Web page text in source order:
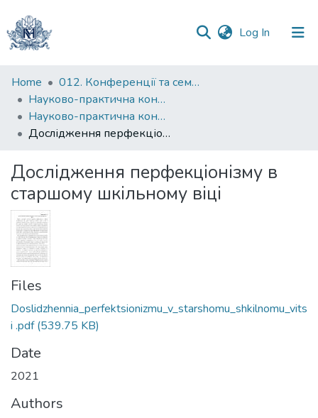
Log In (current)
Communities
&
Collections
All of DSpace
Statistics
Home
012. Конференції та семінари НаУКМА
Науково-практична конференція "Особистість у просторі проблем ХХІ століття"
Науково-практична конференція "Особистість у просторі проблем ХХІ століття" (2021)
Дослідження перфекціонізму в старшому шкільному віці
Дослідження перфекціонізму в
старшому шкільному віці
Files
Doslidzhennia_perfektsionizmu_v_starshomu_shkilnomu_vits
i .pdf(539.75 KB)
Date
2021
Authors